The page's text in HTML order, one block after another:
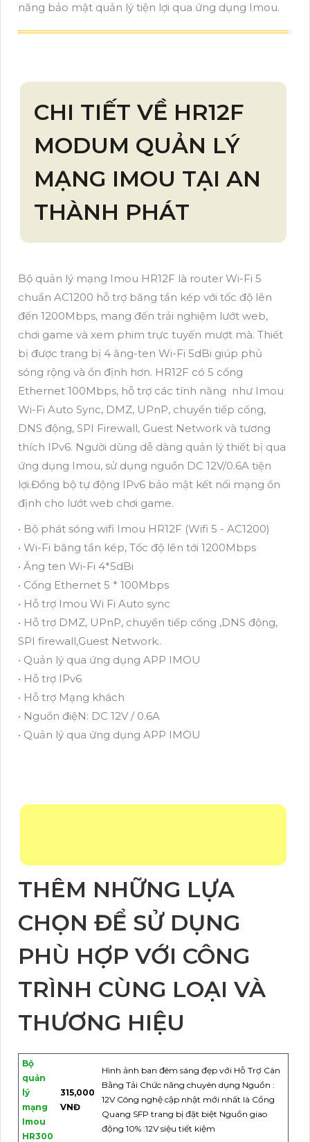
năng bảo mật quản lý tiện lợi qua ứng dụng Imou.
CHI TIẾT VỀ HR12F
MODUM QUẢN LÝ
MẠNG IMOU TẠI AN
THÀNH PHÁT
Bộ quản lý mạng Imou HR12F là router Wi-Fi 5
chuẩn AC1200 hỗ trợ băng tần kép với tốc độ lên
đến 1200Mbps, mang đến trải nghiệm lướt web,
chơi game và xem phim trực tuyến mượt mà. Thiết
bị được trang bị 4 ăng-ten Wi-Fi 5dBi giúp phủ
sóng rộng và ổn định hơn. HR12F có 5 cổng
Ethernet 100Mbps, hỗ trợ các tính năng như Imou
Wi-Fi Auto Sync, DMZ, UPnP, chuyển tiếp cổng,
DNS động, SPI Firewall, Guest Network và tương
thích IPv6. Người dùng dễ dàng quản lý thiết bị qua
ứng dụng Imou, sử dụng nguồn DC 12V/0.6A tiện
lợi.Đồng bộ tự động IPv6 bảo mật kết nối mạng ổn
định cho lướt web chơi game.
• Bộ phát sóng wifi Imou HR12F (Wifi 5 - AC1200)
• Wi-Fi băng tần kép, Tốc độ lên tới 1200Mbps
• Ăng ten Wi-Fi 4*5dBi
• Cổng Ethernet 5 * 100Mbps
• Hỗ trợ Imou Wi Fi Auto sync
• Hỗ trợ DMZ, UPnP, chuyển tiếp cổng ,DNS động,
SPI firewall,Guest Network..
• Quản lý qua ứng dụng APP IMOU
• Hỗ trợ IPv6
• Hỗ trợ Mạng khách
• Nguồn điệN: DC 12V / 0.6A
• Quản lý qua ứng dụng APP IMOU
THÊM NHỮNG LỰA
CHỌN ĐỂ SỬ DỤNG
PHÙ HỢP VỚI CÔNG
TRÌNH CÙNG LOẠI VÀ
THƯƠNG HIỆU
Bộ
quản
lý
mạng
Imou
HR300
315,000
VNĐ
Hình ảnh ban đêm sáng đẹp với Hỗ Trợ Cân
Bằng Tải Chức năng chuyên dụng Nguồn :
12V Công nghệ cập nhật mới nhất là Cổng
Quang SFP trang bị đặt biệt Nguồn giao
động 10% :12V siệu tiết kiệm